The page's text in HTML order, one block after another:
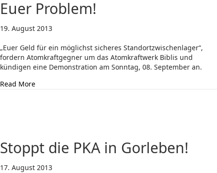
Euer Problem!
19. August 2013
„Euer Geld für ein möglichst sicheres Standortzwischenlager“,
fordern Atomkraftgegner um das Atomkraftwerk Biblis und
kündigen eine Demonstration am Sonntag, 08. September an.
Read Moreabout Demo in Biblis: Euer Müll – Euer Problem!
Stoppt die PKA in Gorleben!
17. August 2013